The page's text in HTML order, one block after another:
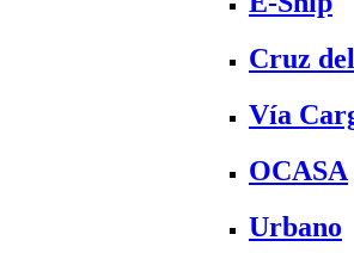
Cruz
Vía
OCASA
Urbano